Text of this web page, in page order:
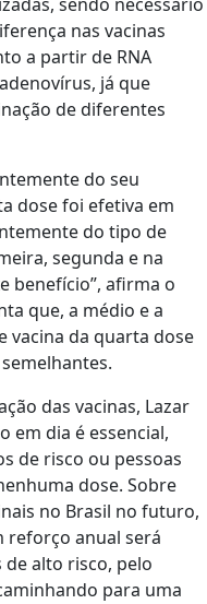
sendo necessário
nas vacinas
a partir de RNA
já que
de diferentes
do seu
dose foi efetiva em
do tipo de
segunda e na
benefício”, afirma o
que, a médio e a
vacina da quarta dose
das vacinas, Lazar
em dia é essencial,
de risco ou pessoas
dose. Sobre
no Brasil no futuro,
reforço anual será
alto risco, pelo
para uma